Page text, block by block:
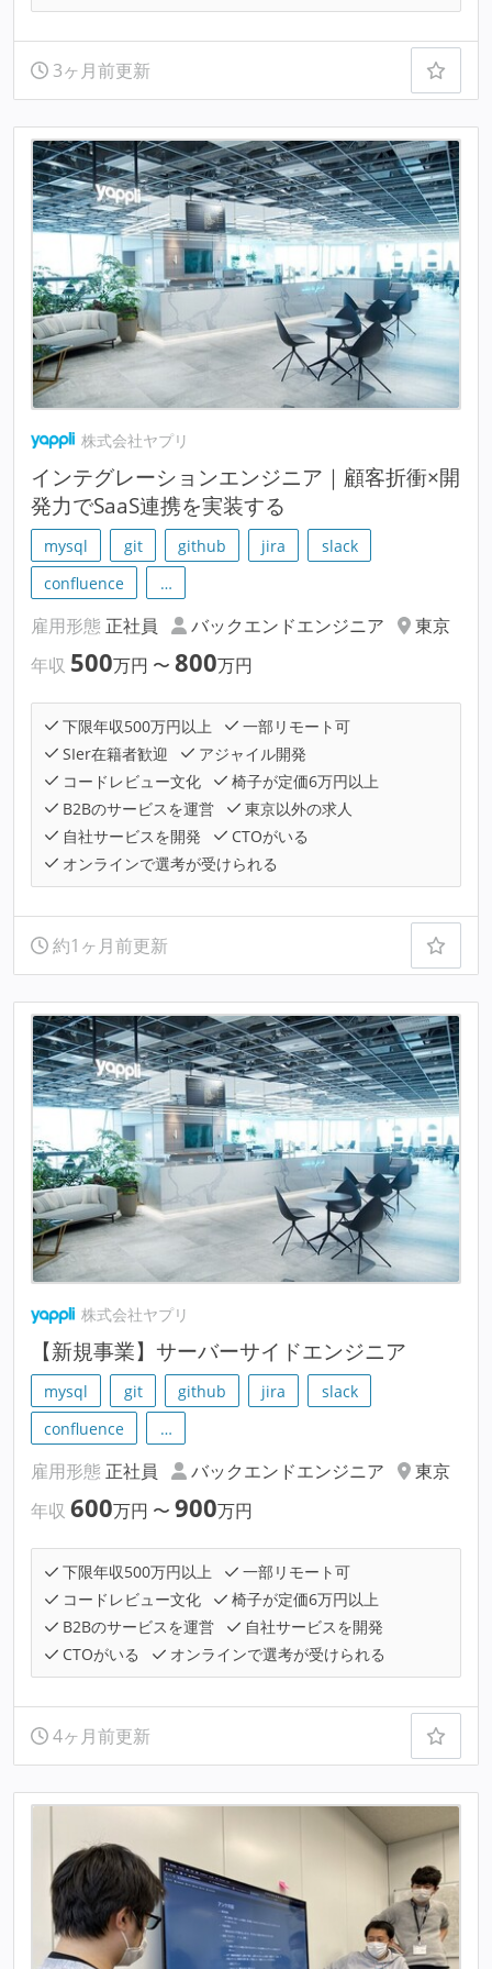
3ヶ月前更新
株式会社ヤプリ
インテグレーションエンジニア｜顧客折衝×開
発力でSaaS連携を実装する
mysql git github jira
slack
confluence
…
雇用形態 正社員 バックエンドエンジニア
東京
年収 500万円 〜 800万円
下限年収500万円以上
一部リモート可
SIer在籍者歓迎
アジャイル開発
コードレビュー文化
椅子が定価6万円以上
B2Bのサービスを運営
東京以外の求人
自社サービスを開発
CTOがいる
オンラインで選考が受けられる
約1ヶ月前更新
株式会社ヤプリ
【新規事業】サーバーサイドエンジニア
mysql git github jira
slack
confluence
…
雇用形態 正社員 バックエンドエンジニア
東京
年収 600万円 〜 900万円
下限年収500万円以上
一部リモート可
コードレビュー文化
椅子が定価6万円以上
B2Bのサービスを運営
自社サービスを開発
CTOがいる
オンラインで選考が受けられる
4ヶ月前更新